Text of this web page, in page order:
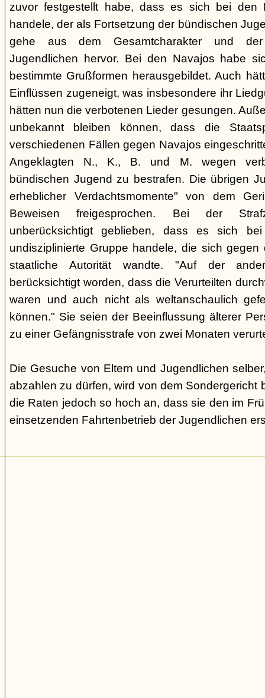
zuvor festgestellt habe, dass es sich bei den
handele, der als Fortsetzung der bündischen
gehe aus dem Gesamtcharakter und der
Jugendlichen hervor. Bei den Navajos habe
bestimmte Grußformen herausgebildet. Auch
Einflüssen zugeneigt, was insbesondere ihr
hätten nun die verbotenen Lieder gesungen.
unbekannt bleiben können, dass die
verschiedenen Fällen gegen Navajos
Angeklagten N., K., B. und M. wegen
bündischen Jugend zu bestrafen. Die übrigen
erheblicher Verdachtsmomente" von dem
Beweisen freigesprochen. Bei der
unberücksichtigt geblieben, dass es sich
undisziplinierte Gruppe handele, die sich
staatliche Autorität wandte. "Auf der
berücksichtigt worden, dass die Verurteilten
waren und auch nicht als weltanschaulich
können." Sie seien der Beeinflussung älterer
zu einer Gefängnisstrafe von zwei Monaten
Die Gesuche von Eltern und Jugendlichen
abzahlen zu dürfen, wird von dem Sondergericht
die Raten jedoch so hoch an, dass sie den im
einsetzenden Fahrtenbetrieb der Jugendlichen